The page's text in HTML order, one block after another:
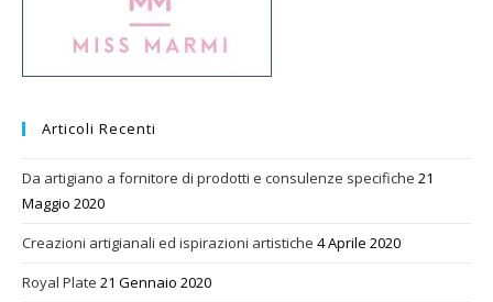
Articoli Recenti
Da artigiano a fornitore di prodotti e consulenze specifiche 21
Maggio 2020
Creazioni artigianali ed ispirazioni artistiche 4 Aprile 2020
Royal Plate 21 Gennaio 2020